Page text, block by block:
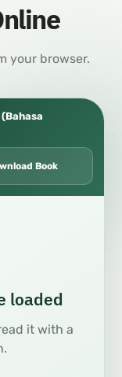
your browser.
Book
loaded
it with a